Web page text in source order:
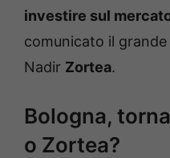
investire sul
comunicato il
Nadir Zortea.
Bologna,
o Zortea?